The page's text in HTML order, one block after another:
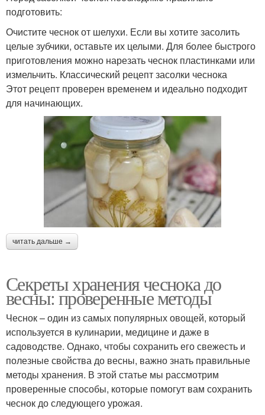
подготовить:
Очистите чеснок от шелухи. Если вы хотите засолить
целые зубчики, оставьте их целыми. Для более быстрого
приготовления можно нарезать чеснок пластинками или
измельчить. Классический рецепт засолки чеснока
Этот рецепт проверен временем и идеально подходит
для начинающих.
читать дальше →
Секреты хранения чеснока до
весны: проверенные методы
Чеснок – один из самых популярных овощей, который
используется в кулинарии, медицине и даже в
садоводстве. Однако, чтобы сохранить его свежесть и
полезные свойства до весны, важно знать правильные
методы хранения. В этой статье мы рассмотрим
проверенные способы, которые помогут вам сохранить
чеснок до следующего урожая.